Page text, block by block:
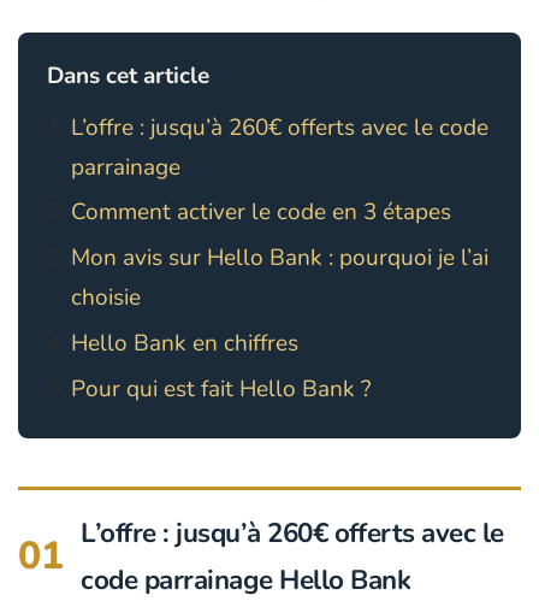
Dans cet article
L’offre : jusqu’à 260€ offerts avec le code
parrainage
Comment activer le code en 3 étapes
Mon avis sur Hello Bank : pourquoi je l’ai
choisie
Hello Bank en chiffres
Pour qui est fait Hello Bank ?
01 L’offre : jusqu’à 260€ offerts avec le
code parrainage Hello Bank